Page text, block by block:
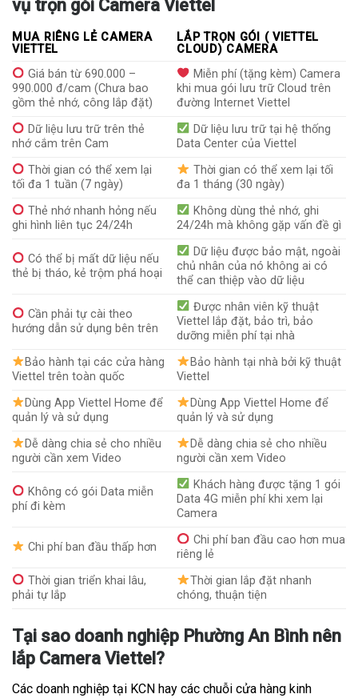
vụ trọn gói Camera Viettel
MUA RIÊNG LẺ CAMERA
VIETTEL
LẮP TRỌN GÓI ( VIETTEL
CLOUD) CAMERA
Giá bán từ 690.000 –
990.000 đ/cam (Chưa bao
gồm thẻ nhớ, công lắp đặt)
Miễn phí (tặng kèm) Camera
khi mua gói lưu trữ Cloud trên
đường Internet Viettel
Dữ liệu lưu trữ trên thẻ
nhớ cắm trên Cam
Dữ liệu lưu trữ tại hệ thống
Data Center của Viettel
Thời gian có thể xem lại
tối đa 1 tuần (7 ngày)
Thời gian có thể xem lại tối
đa 1 tháng (30 ngày)
Thẻ nhớ nhanh hỏng nếu
ghi hình liên tục 24/24h
Không dùng thẻ nhớ, ghi
24/24h mà không gặp vấn đề gì
Có thể bị mất dữ liệu nếu
thẻ bị tháo, kẻ trộm phá hoại
Dữ liệu được bảo mật, ngoài
chủ nhân của nó không ai có
thể can thiệp vào dữ liệu
Cần phải tự cài theo
hướng dẫn sử dụng bên trên
Được nhân viên kỹ thuật
Viettel lắp đặt, bảo trì, bảo
dưỡng miễn phí tại nhà
Bảo hành tại các cửa hàng
Viettel trên toàn quốc
Bảo hành tại nhà bởi kỹ thuật
Viettel
Dùng App Viettel Home để
quản lý và sử dụng
Dùng App Viettel Home để
quản lý và sử dụng
Dễ dàng chia sẻ cho nhiều
người cần xem Video
Dễ dàng chia sẻ cho nhiều
người cần xem Video
Không có gói Data miễn
phí đi kèm
Khách hàng được tặng 1 gói
Data 4G miễn phí khi xem lại
Camera
Chi phí ban đầu thấp hơn
Chi phí ban đầu cao hơn mua
riêng lẻ
Thời gian triển khai lâu,
phải tự lắp
Thời gian lắp đặt nhanh
chóng, thuận tiện
Tại sao doanh nghiệp Phường An Bình nên
lắp Camera Viettel?
Các doanh nghiệp tại KCN hay các chuỗi cửa hàng kinh